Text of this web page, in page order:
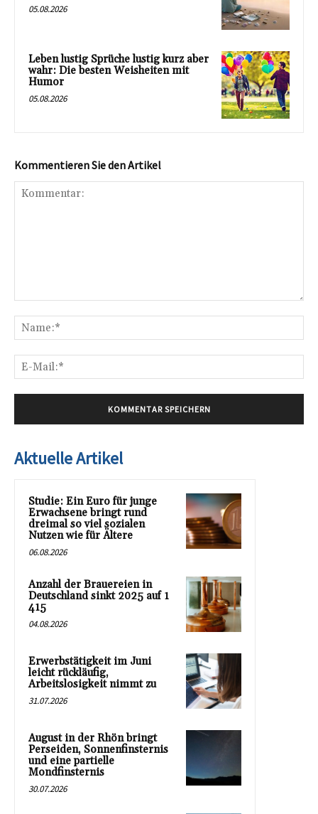
05.08.2026
Leben lustig Sprüche lustig kurz aber
wahr: Die besten Weisheiten mit
Humor
05.08.2026
Kommentieren Sie den Artikel
Aktuelle Artikel
Studie: Ein Euro für junge
Erwachsene bringt rund
dreimal so viel sozialen
Nutzen wie für Ältere
06.08.2026
Anzahl der Brauereien in
Deutschland sinkt 2025 auf 1
415
04.08.2026
Erwerbstätigkeit im Juni
leicht rückläufig,
Arbeitslosigkeit nimmt zu
31.07.2026
August in der Rhön bringt
Perseiden, Sonnenfinsternis
und eine partielle
Mondfinsternis
30.07.2026